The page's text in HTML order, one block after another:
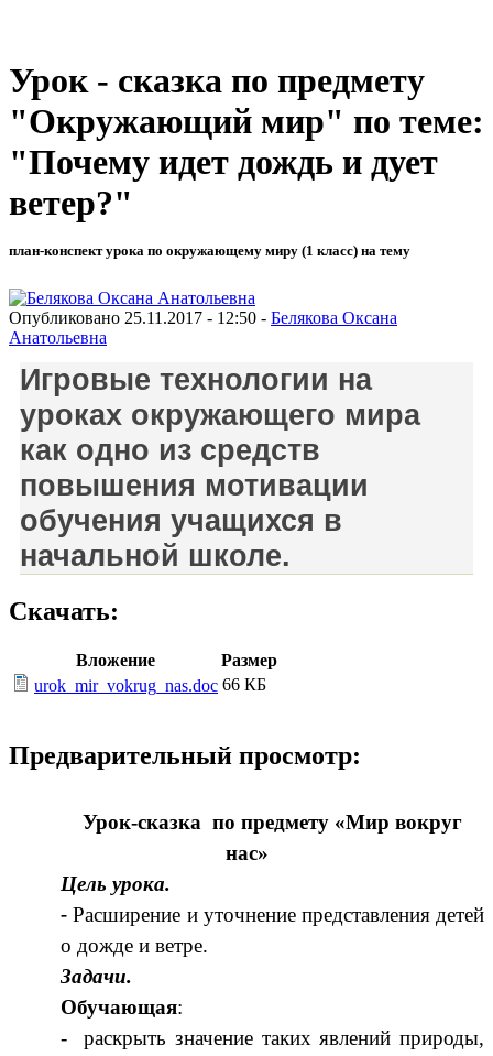
Урок - сказка по предмету
"Окружающий мир" по теме:
"Почему идет дождь и дует
ветер?"
план-конспект урока по окружающему миру (1 класс) на тему
Опубликовано 25.11.2017 - 12:50 - Белякова Оксана
Анатольевна
Игровые технологии на
уроках окружающего мира
как одно из средств
повышения мотивации
обучения учащихся в
начальной школе.
Скачать:
Вложение
Размер
urok_mir_vokrug_nas.doc 66 КБ
Предварительный просмотр:
Урок-сказка по предмету «Мир вокруг
нас»
Цель урока.
-Расширение и уточнение представления детей
о дожде и ветре.
Задачи.
Обучающая:
- раскрыть значение таких явлений природы,